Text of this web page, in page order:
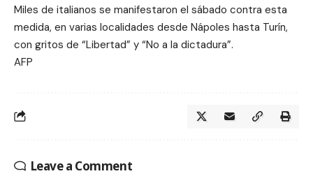
Miles de italianos se manifestaron el sábado contra esta
medida, en varias localidades desde Nápoles hasta Turín,
con gritos de “Libertad” y “No a la dictadura”.
AFP
Leave a Comment